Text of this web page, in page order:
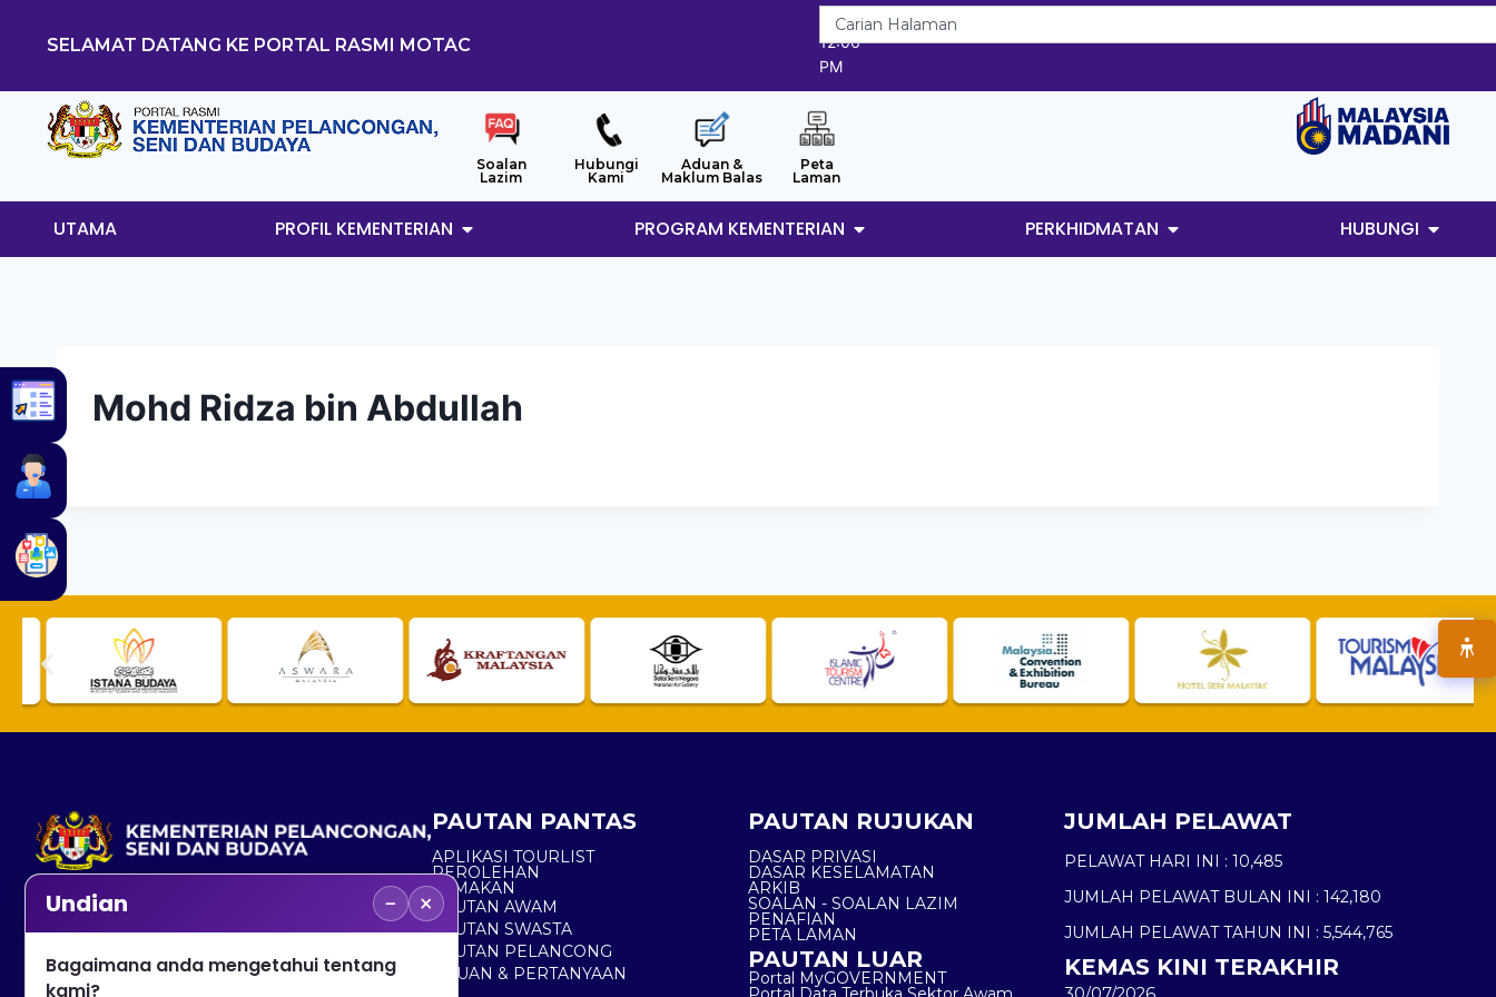
SELAMAT DATANG KE PORTAL RASMI MOTAC
9/8/2026
12:06
PM
Soalan
Lazim
Hubungi
Kami
Aduan &
Maklum Balas
Peta
Laman
UTAMA PROFIL KEMENTERIAN PROGRAM KEMENTERIAN PERKHIDMATAN HUBUNGI
Mohd Ridza bin Abdullah
No. 2, Menara 1, Jalan P5/6, Presint 5,
+603 8000 8000
PAUTAN PANTAS
APLIKASI TOURLIST
PEROLEHAN
SEMAKAN
PAUTAN AWAM
PAUTAN SWASTA
PAUTAN PELANCONG
ADUAN & PERTANYAAN
PAUTAN RUJUKAN
DASAR PRIVASI
DASAR KESELAMATAN
ARKIB
SOALAN - SOALAN LAZIM
PENAFIAN
PETA LAMAN
PAUTAN LUAR
Portal MyGOVERNMENT
JUMLAH PELAWAT
PELAWAT HARI INI : 10,485
JUMLAH PELAWAT BULAN INI : 142,180
JUMLAH PELAWAT TAHUN INI : 5,544,765
KEMAS KINI TERAKHIR
Undian − ×
Bagaimana anda mengetahui tentang
kami?